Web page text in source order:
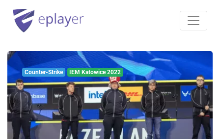
Counter-Strike IEM Katowice 2022